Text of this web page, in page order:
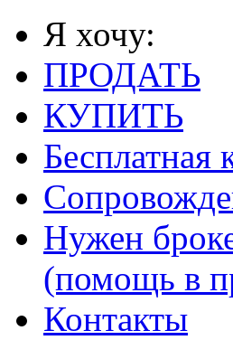
Я хочу:
ПРОДАТЬ
КУПИТЬ
Бесплатная
Нужен
(помощь в
Контакты